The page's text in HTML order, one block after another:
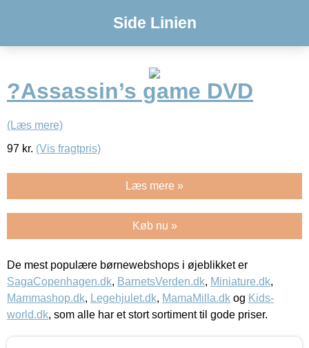
Side Linien
?Assassin’s game DVD
(Læs mere)
97 kr. (Vis fragtpris)
Læs mere »
Køb nu »
De mest populære børnewebshops i øjeblikket er
SagaCopenhagen.dk, BarnetsVerden.dk, Miniature.dk,
Mammashop.dk, Legehjulet.dk, MamaMilla.dk og Kids-
world.dk, som alle har et stort sortiment til gode priser.